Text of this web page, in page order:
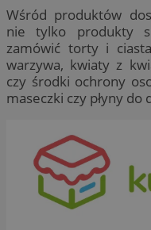
Wśród produktów
nie tylko produkty
zamówić torty i
warzywa, kwiaty z
czy środki ochrony
maseczki czy płyny do